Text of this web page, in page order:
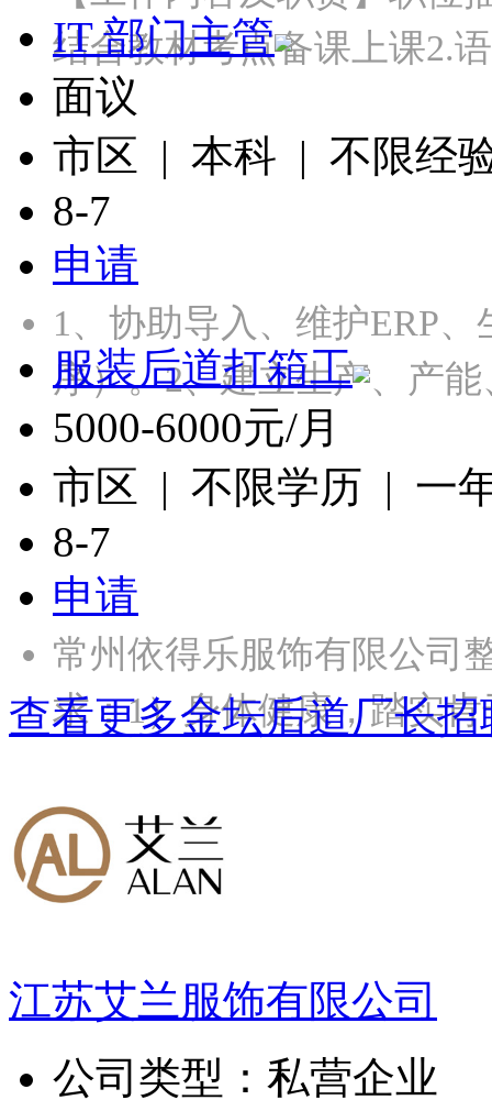
结合教材考点备课上课2.
IT 部门主管
面议
市区 | 本科 | 不限经
8-7
申请
1、协助导入、维护ERP
序）。2、建立生产、产
服装后道打箱工
5000-6000元/月
市区 | 不限学历 | 一
8-7
申请
常州依得乐服饰有限公司
求：1）身体健康，踏实
查看更多金坛后道厂长招
江苏艾兰服饰有限公司
公司类型： 私营企业